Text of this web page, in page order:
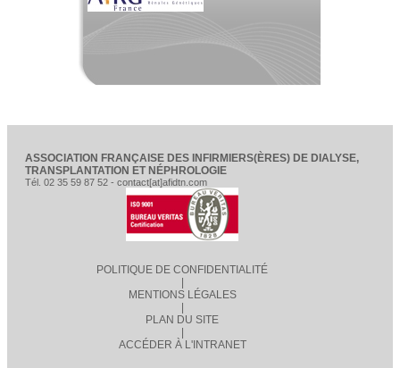
ASSOCIATION FRANÇAISE DES INFIRMIERS(ÈRES) DE DIALYSE,
TRANSPLANTATION ET NÉPHROLOGIE
Tél. 02 35 59 87 52 - contact[at]afidtn.com
POLITIQUE DE CONFIDENTIALITÉ
MENTIONS LÉGALES
PLAN DU SITE
ACCÉDER À L'INTRANET